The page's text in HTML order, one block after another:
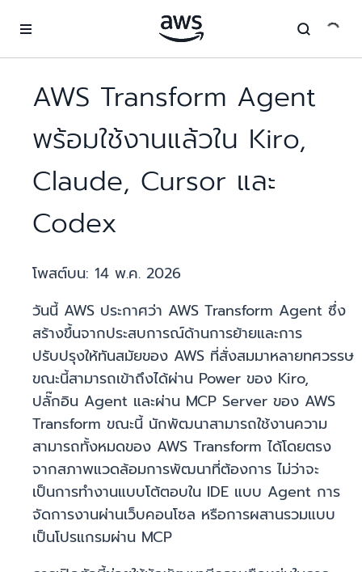
AWS Transform Agent
พร้อมใช้งานแล้วใน Kiro,
Claude, Cursor และ
Codex
โพสต์บน: 14 พ.ค. 2026
วันนี้ AWS ประกาศว่า AWS Transform Agent ซึ่ง
สร้างขึ้นจากประสบการณ์ด้านการย้ายและการ
ปรับปรุงให้ทันสมัยของ AWS ที่สั่งสมมาหลายทศวรรษ
ขณะนี้สามารถเข้าถึงได้ผ่าน Power ของ Kiro,
ปลั๊กอิน Agent และผ่าน MCP Server ของ AWS
Transform ขณะนี้ นักพัฒนาสามารถใช้งานความ
สามารถทั้งหมดของ AWS Transform ได้โดยตรง
จากสภาพแวดล้อมการพัฒนาที่ต้องการ ไม่ว่าจะ
เป็นการทำงานแบบโต้ตอบใน IDE แบบ Agent การ
จัดการงานผ่านเว็บคอนโซล หรือการผสานรวมแบบ
เป็นโปรแกรมผ่าน MCP